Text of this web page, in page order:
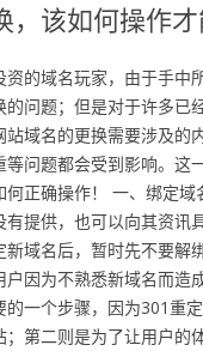
，该如何操作
资的域名玩家，由于手中
问题；但是对于许多已
站域名的更换需要涉及的
等问题都会受到影响。这
正确操作！ 一、绑定
有提供，也可以向其资
新域名后，暂时先不要解
因为不熟悉新域名而造
的一个步骤，因为301重
；第二则是为了让用户的